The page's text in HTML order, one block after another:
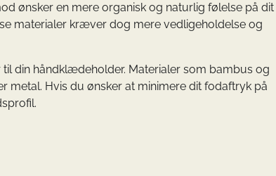
ønsker en mere organisk og naturlig følelse på dit
materialer kræver dog mere vedligeholdelse og
din håndklædeholder. Materialer som bambus og
Hvis du ønsker at minimere dit fodaftryk på